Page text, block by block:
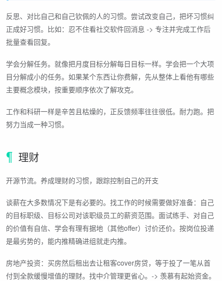
反思、对比自己和自己钦佩的人的习惯。尝试改变自己，把坏习惯纠
正成好习惯。比如：忍不住看社交软件回消息 -> 专注并完成工作后
批量查看回复。
学会分解任务。就像把月度目标分解每日目标一样。学会把一个大项
目分解成小的任务。如果某个东西让你费解，先从整体上看他有哪些
主要概念模块，按重要顺序依次了解攻克。
工作和科研一样是辛苦且枯燥的，正反馈频率往往很低。耐力跑。把
努力当成一种习惯。
理财
开源节流。养成理财的习惯，跟踪控制自己的开支
谈薪在大多数情况下是有必要的。找工作的时候需要做好准备：自己
的目标职级、目标公司对该职级员工的薪资范围。面试练手、对自己
的价值有自信、学会有理有据地（其他offer）讨价还价。按岗位投递
是最劣势的，能内推精确进组就走内推。
房地产投资：买房然后租出去让租客cover房贷，等于投了一笔从首
付到全款缓慢增值的理财。找中介管理更省心。-> 羡慕有起始资金。